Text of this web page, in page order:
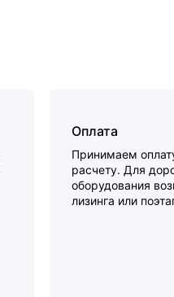
Оплата
Принимаем
расчету. Для
оборудования
лизинга или